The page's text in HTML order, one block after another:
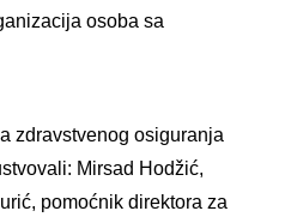
osoba sa
zdravstvenog osiguranja
Mirsad Hodžić,
pomoćnik direktora za